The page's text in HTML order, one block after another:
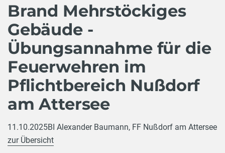
Brand Mehrstöckiges
Gebäude -
Übungsannahme für die
Feuerwehren im
Pflichtbereich Nußdorf
am Attersee
11.10.2025BI Alexander Baumann, FF Nußdorf am Attersee
zur Übersicht